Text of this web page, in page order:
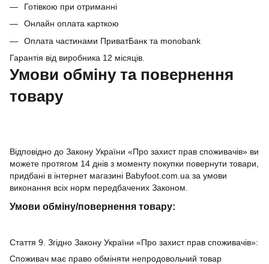
Готівкою при отриманні
Онлайн оплата карткою
Оплата частинами ПриватБанк та monobank
Гарантія від виробника 12 місяців.
Умови обміну та повернення
товару
Відповідно до Закону України «Про захист прав споживачів» ви
можете протягом 14 днів з моменту покупки повернути товари,
придбані в інтернет магазині Babyfoot.com.ua за умови
виконання всіх норм передбачених Законом.
Умови обміну/повернення товару:
Стаття 9. Згідно Закону України «Про захист прав споживачів»:
Споживач має право обміняти непродовольчий товар